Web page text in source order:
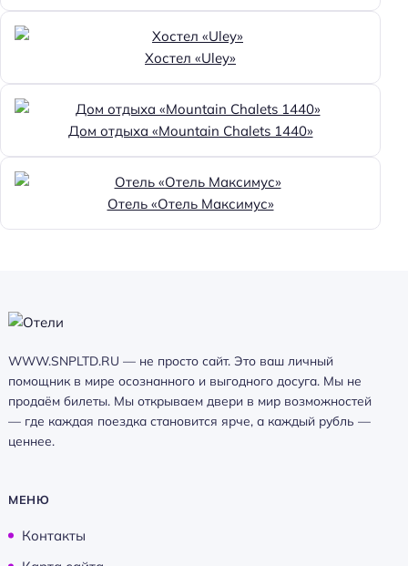
Хостел «Uley»
Дом отдыха «Mountain Chalets 1440»
Отель «Отель Максимус»
WWW.SNPLTD.RU — не просто сайт. Это ваш личный
помощник в мире осознанного и выгодного досуга. Мы не
продаём билеты. Мы открываем двери в мир возможностей
— где каждая поездка становится ярче, а каждый рубль —
ценнее.
МЕНЮ
Контакты